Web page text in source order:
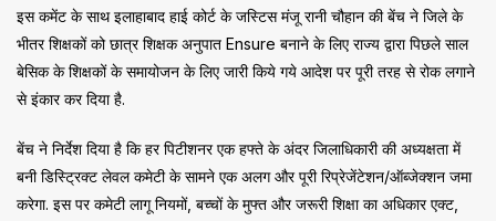
इस कमेंट के साथ इलाहाबाद हाई कोर्ट के जस्टिस मंजू रानी चौहान की बेंच ने जिले के
भीतर शिक्षकों को छात्र शिक्षक अनुपात Ensure बनाने के लिए राज्य द्वारा पिछले साल
बेसिक के शिक्षकों के समायोजन के लिए जारी किये गये आदेश पर पूरी तरह से रोक लगाने
से इंकार कर दिया है.
बेंच ने निर्देश दिया है कि हर पिटीशनर एक हफ्ते के अंदर जिलाधिकारी की अध्यक्षता में
बनी डिस्ट्रिक्ट लेवल कमेटी के सामने एक अलग और पूरी रिप्रेजेंटेशन/ऑब्जेक्शन जमा
करेगा. इस पर कमेटी लागू नियमों, बच्चों के मुफ्त और जरूरी शिक्षा का अधिकार एक्ट,